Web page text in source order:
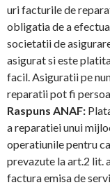
uri facturile de
obligatia de a
societatii de
asigurat si este
facil. Asiguratii pe
reparatii pot fi
Raspuns ANAF:
a reparatiei unui
operatiunile pentru
prevazute la art.2 lit.
factura emisa de